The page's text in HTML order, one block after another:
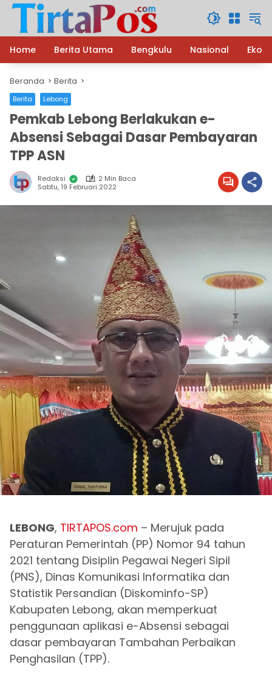
Langsung
konten
Home
Berita Utama Bengkulu Nasional
Beranda Berita
Berita Lebong
Pemkab Lebong Berlakukan e-
Absensi Sebagai Dasar Pembayaran
TPP ASN
Redaksi
2 Min Baca
Sabtu, 19 Februari 2022
LEBONG, TIRTAPOS.com – Merujuk pada
Peraturan Pemerintah (PP) Nomor 94 tahun
2021 tentang Disiplin Pegawai Negeri Sipil
(PNS), Dinas Komunikasi Informatika dan
Statistik Persandian (Diskominfo-SP)
Kabupaten Lebong, akan memperkuat
penggunaan aplikasi e-Absensi sebagai
dasar pembayaran Tambahan Perbaikan
Penghasilan (TPP).